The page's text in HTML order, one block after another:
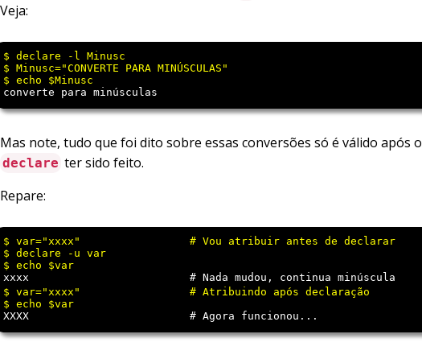
Veja:
$ declare -l Minusc
$ Minusc="CONVERTE PARA MINÚSCULAS"
converte para minúsculas
Mas note, tudo que foi dito sobre essas conversões só é válido após o
declare ter sido feito.
Repare:
$ var="xxxx"                 # Vou atribuir antes de declarar
$ declare -u var
xxxx                         # Nada mudou, continua minúscula
$ var="xxxx"                 # Atribuindo após declaração
XXXX                         # Agora funcionou...